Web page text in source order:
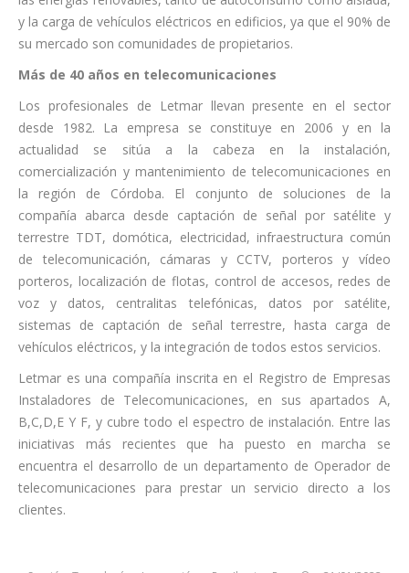
y la carga de vehículos eléctricos en edificios, ya que el 90% de
su mercado son comunidades de propietarios.
Más de 40 años en telecomunicaciones
Los profesionales de Letmar llevan presente en el sector
desde 1982. La empresa se constituye en 2006 y en la
actualidad se sitúa a la cabeza en la instalación,
comercialización y mantenimiento de telecomunicaciones en
la región de Córdoba. El conjunto de soluciones de la
compañía abarca desde captación de señal por satélite y
terrestre TDT, domótica, electricidad, infraestructura común
de telecomunicación, cámaras y CCTV, porteros y vídeo
porteros, localización de flotas, control de accesos, redes de
voz y datos, centralitas telefónicas, datos por satélite,
sistemas de captación de señal terrestre, hasta carga de
vehículos eléctricos, y la integración de todos estos servicios.
Letmar es una compañía inscrita en el Registro de Empresas
Instaladores de Telecomunicaciones, en sus apartados A,
B,C,D,E Y F, y cubre todo el espectro de instalación. Entre las
iniciativas más recientes que ha puesto en marcha se
encuentra el desarrollo de un departamento de Operador de
telecomunicaciones para prestar un servicio directo a los
clientes.